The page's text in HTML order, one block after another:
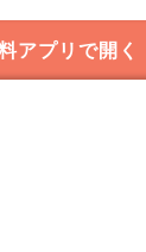
アプリで開く